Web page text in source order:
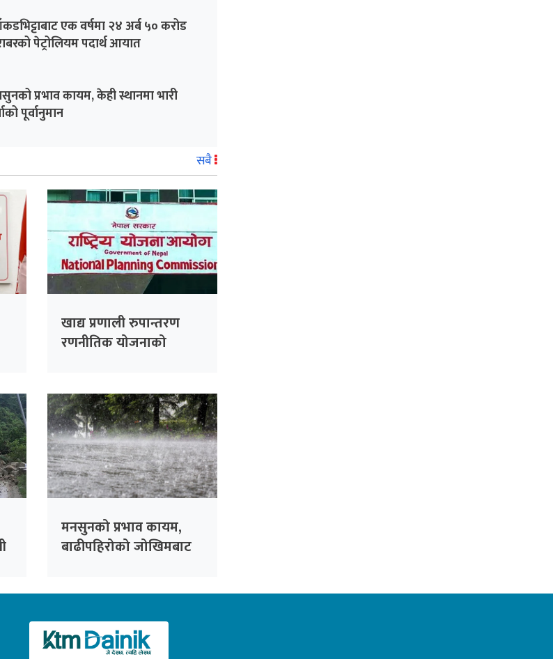
एक वर्षमा २४ अर्ब ५० करोड
पेट्रोलियम पदार्थ आयात
प्रभाव कायम, केही स्थानमा भारी
पूर्वानुमान
सबै
खाद्य प्रणाली रुपान्तरण
रणनीतिक योजनाको
मनसुनको प्रभाव कायम,
बाढीपहिरोको जोखिमबाट